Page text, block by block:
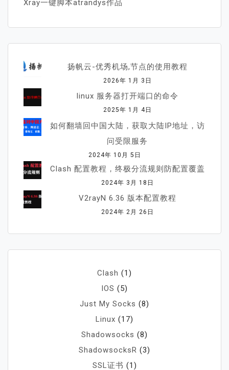
Xray一键脚本atrandys作品
扬帆云-优秀机场,节点的使用教程
2026年 1月 3日
linux 服务器打开端口的命令
2025年 1月 4日
如何翻墙回中国大陆，获取大陆IP地址，访
问受限服务
2024年 10月 5日
Clash 配置教程，终极分流规则防配置覆盖
2024年 3月 18日
V2rayN 6.36 版本配置教程
2024年 2月 26日
Clash (1)
IOS (5)
Just My Socks (8)
Linux (17)
Shadowsocks (8)
ShadowsocksR (3)
SSL证书 (1)